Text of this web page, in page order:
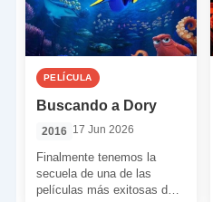
PELÍCULA
Buscando a Dory
2016 17 Jun 2026
Finalmente tenemos la
secuela de una de las
películas más exitosas de